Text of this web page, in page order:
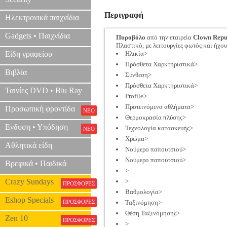
Ηλεκτρονικά παιχνίδια
Gadgets • Παιχνίδια
Είδη γραφείου
Βιβλία
Ταινίες DVD • Blu Ray
Προσωπική φροντίδα ΝΕΟ
Ενδυση • Υπόδηση ΝΕΟ
Αθλητικά είδη
Βρεφικά • Παιδικά
Crazy Sundays ΠΡΟΣΦΟΡΕΣ
Eshop Specials ΠΡΟΣΦΟΡΕΣ
Zen 10 ΠΡΟΣΦΟΡΕΣ
Περιγραφή
Πυροβόλο από την εταιρεία Clown
Πλαστικό, με λειτουργίες φωτός και
Ηλικία>
Πρόσθετα Χαρκτηριστικά>
Σύνθεση>
Πρόσθετα Χαρκτηριστικά>
Profile>
Προτεινόμενα αθλήματα>
Θερμοκρασία πλύσης>
Τεχνολογία κατασκευής>
Χρώμα>
Νούμερο παπουτσιού>
Νούμερο παπουτσιού>
>
>
Βαθμολογία>
Ταξινόμηση>
Θέση Ταξινόμησης>
>